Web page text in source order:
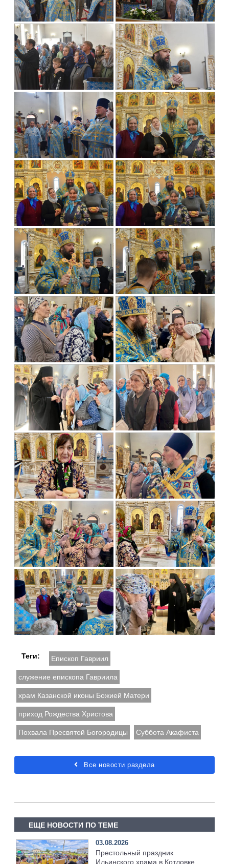
Теги: Епископ Гавриил
служение епископа Гавриила
храм Казанской иконы Божией Матери
приход Рождества Христова
Похвала Пресвятой Богородицы Суббота Акафиста
Все новости раздела
ЕЩЕ НОВОСТИ ПО ТЕМЕ
03.08.2026
Престольный праздник
Ильинского храма в Котловке